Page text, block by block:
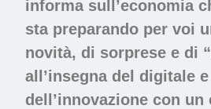
informa sull’economia
sta preparando per voi
novità, di sorprese e di
all’insegna del digitale e
dell’innovazione con un